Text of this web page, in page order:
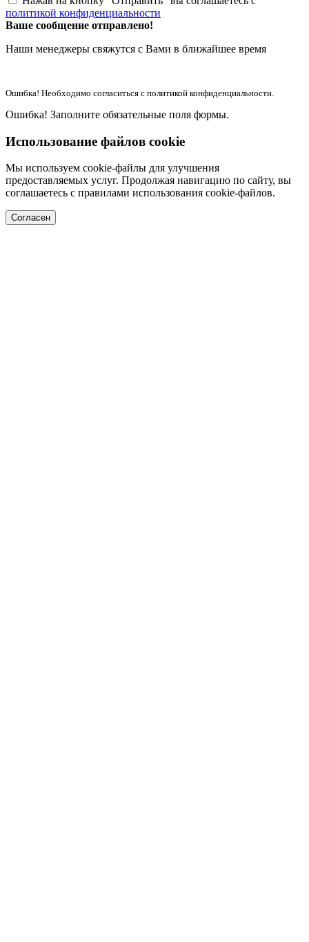
политикой конфиденциальности
Ваше сообщение отправлено!
Наши менеджеры свяжутся с Вами в ближайшее время
Ошибка! Необходимо согласиться с политикой конфиденциальности.
Ошибка! Заполните обязательные поля формы.
Использование файлов cookie
Мы используем cookie-файлы для улучшения
предоставляемых услуг. Продолжая навигацию по сайту, вы
соглашаетесь с правилами использования cookie-файлов.
Согласен